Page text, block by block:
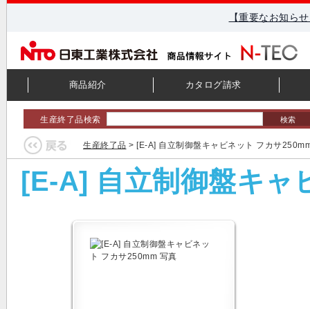
【重要なお知ら
商品紹介 カタログ請求
生産終了品検索 検索
生産終了品 > [E-A] 自立制御盤キャビネット フカサ
[E-A] 自立制御盤キャ